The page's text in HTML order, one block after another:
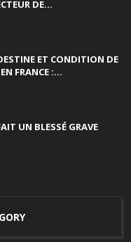
DE...
ET CONDITION DE
FRANCE :...
UN BLESSÉ GRAVE